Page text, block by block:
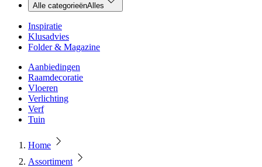
Alle categorieënAlles
Inspiratie
Klusadvies
Folder & Magazine
Aanbiedingen
Raamdecoratie
Vloeren
Verlichting
Verf
Tuin
Home
Assortiment